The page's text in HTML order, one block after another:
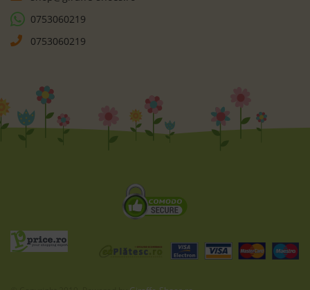
0753060219
0753060219